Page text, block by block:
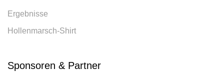
Ergebnisse
Hollenmarsch-Shirt
Sponsoren & Partner